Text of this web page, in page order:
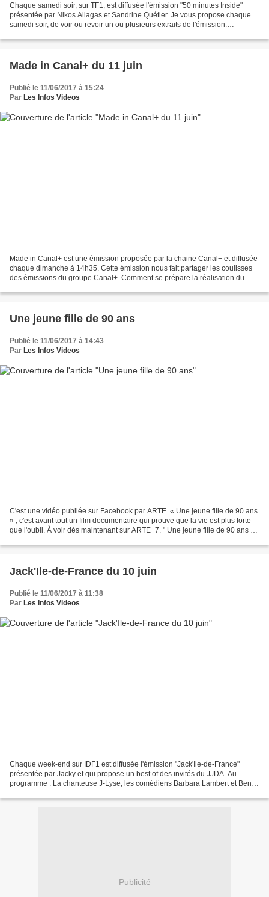
Chaque samedi soir, sur TF1, est diffusée l'émission "50 minutes Inside"
présentée par Nikos Aliagas et Sandrine Quétier. Je vous propose chaque
samedi soir, de voir ou revoir un ou plusieurs extraits de l'émission.
Made in Canal+ du 11 juin
Publié le 11/06/2017 à 15:24
Par Les Infos Videos
Made in Canal+ est une émission proposée par la chaine Canal+ et diffusée
chaque dimanche à 14h35. Cette émission nous fait partager les coulisses
des émissions du groupe Canal+. Comment se prépare la réalisation du
Une jeune fille de 90 ans
Publié le 11/06/2017 à 14:43
Par Les Infos Videos
C'est une vidéo publiée sur Facebook par ARTE. « Une jeune fille de 90 ans
» , c'est avant tout un film documentaire qui prouve que la vie est plus forte
que l'oubli. À voir dès maintenant sur ARTE+7. " Une jeune fille de 90 ans " ,
Jack'Ile-de-France du 10 juin
Publié le 11/06/2017 à 11:38
Par Les Infos Videos
Chaque week-end sur IDF1 est diffusée l'émission "Jack'Ile-de-France"
présentée par Jacky et qui propose un best of des invités du JJDA. Au
programme : La chanteuse J-Lyse, les comédiens Barbara Lambert et Benoit
Publicité